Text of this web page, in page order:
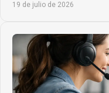
19 de julio de 2026